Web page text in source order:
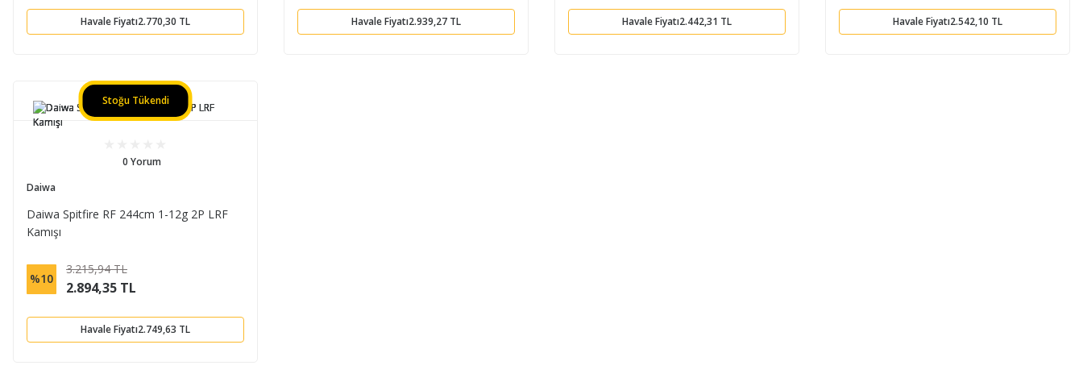
Havale Fiyatı2.770,30 TL Havale Fiyatı2.939,27 TL Havale Fiyatı2.442,31 TL Havale Fiyatı2.542,10 TL
Stoğu Tükendi
0 Yorum
Daiwa
Daiwa Spitfire RF 244cm 1-12g 2P LRF
Kamışı
%10
3.215,94 TL
2.894,35 TL
Havale Fiyatı2.749,63 TL